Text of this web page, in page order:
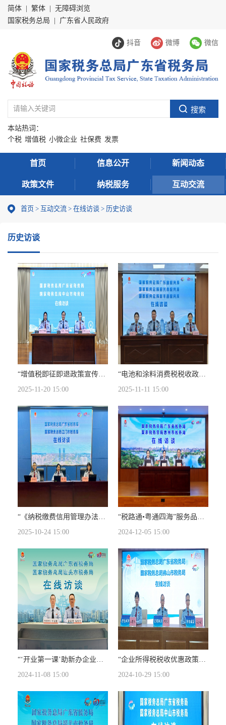
简体 繁体
无障碍浏览
国家税务总局
广东省人民政府
抖音 微博 微信
本站热词：
个税 增值税 小微企业 社保费 发票
首页 信息公开 新闻动态
政策文件 纳税服务 互动交流
首页 > 互动交流 > 在线访谈 > 历史访谈
历史访谈
“增值税即征即退政策宣传辅导”在线访谈
2025-11-20 15:00
“电池和涂料消费税税收政策”在线访谈活动
2025-11-11 15:00
“《纳税缴费信用管理办法》简介”在线访谈
2025-10-24 15:00
“税路通•粤通四海”服务品牌与跨境税收政策在线访谈
2024-12-05 15:00
“‘开业第一课’助新办企业由新向好税费优惠政策和服务举措”在线访谈
2024-11-08 15:00
“企业所得税税收优惠政策”在线访谈
2024-10-29 15:00